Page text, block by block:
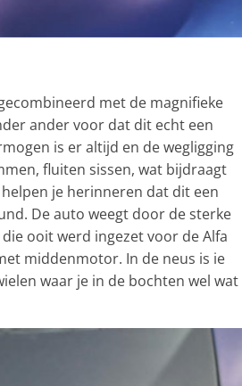
met de magnifieke
ander voor dat dit echt een
is er altijd en de wegligging
fluiten sissen, wat bijdraagt
je herinneren dat dit een
De auto weegt door de sterke
ooit werd ingezet voor de Alfa
middenmotor. In de neus is ie
waar je in de bochten wel wat